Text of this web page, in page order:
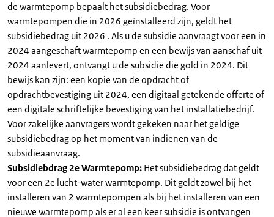
de warmtepomp bepaalt het subsidiebedrag. Voor
warmtepompen die in 2026 geïnstalleerd zijn, geldt het
subsidiebedrag uit 2026 . Als u de subsidie aanvraagt voor een in
2024 aangeschaft warmtepomp en een bewijs van aanschaf uit
2024 aanlevert, ontvangt u de subsidie die gold in 2024. Dit
bewijs kan zijn: een kopie van de opdracht of
opdrachtbevestiging uit 2024, een digitaal getekende offerte of
een digitale schriftelijke bevestiging van het installatiebedrijf.
Voor zakelijke aanvragers wordt gekeken naar het geldige
subsidiebedrag op het moment van indienen van de
subsidieaanvraag.
Subsidiebdrag 2e Warmtepomp: Het subsidiebedrag dat geldt
voor een 2e lucht-water warmtepomp. Dit geldt zowel bij het
installeren van 2 warmtepompen als bij het installeren van een
nieuwe warmtepomp als er al een keer subsidie is ontvangen